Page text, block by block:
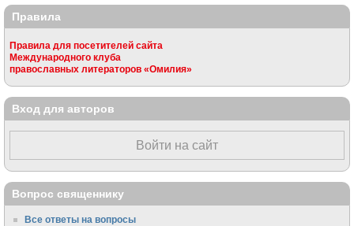
Правила
Правила для посетителей сайта
Международного клуба
православных литераторов «Омилия»
Вход для авторов
Войти на сайт
Вопрос священнику
Все ответы на вопросы